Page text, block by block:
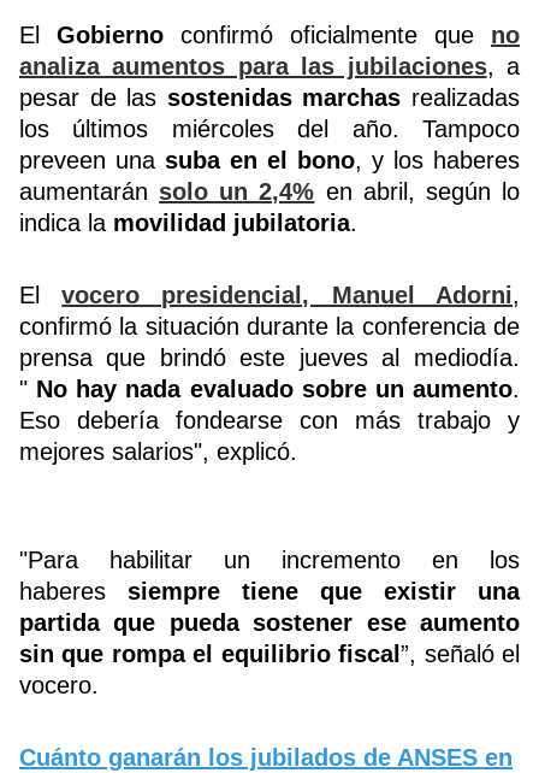
El Gobierno confirmó oficialmente que no
analiza aumentos para las jubilaciones, a
pesar de las sostenidas marchas realizadas
los últimos miércoles del año. Tampoco
preveen una suba en el bono, y los haberes
aumentarán solo un 2,4% en abril, según lo
indica la movilidad jubilatoria.
El vocero presidencial, Manuel Adorni,
confirmó la situación durante la conferencia de
prensa que brindó este jueves al mediodía.
" No hay nada evaluado sobre un aumento.
Eso debería fondearse con más trabajo y
mejores salarios", explicó.
"Para habilitar un incremento en los
haberes siempre tiene que existir una
partida que pueda sostener ese aumento
sin que rompa el equilibrio fiscal”, señaló el
vocero.
Cuánto ganarán los jubilados de ANSES en